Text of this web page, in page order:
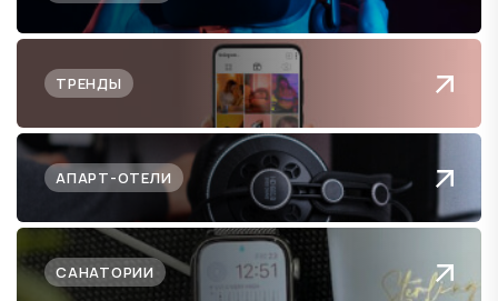
ТРЕНДЫ
АПАРТ-ОТЕЛИ
САНАТОРИИ